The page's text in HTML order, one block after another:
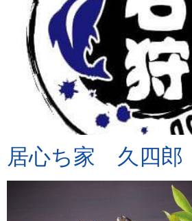
居心ち家 久四郎